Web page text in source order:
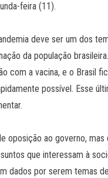
feira (11).
deve ser um dos
da população
com a vacina, e o Brasil
possível. Esse
oposição ao governo,
que interessam à
dados por serem temas